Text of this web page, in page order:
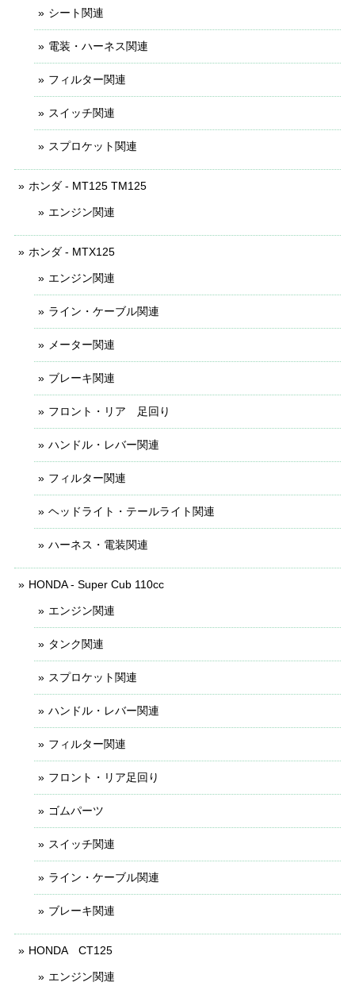
シート関連
電装・ハーネス関連
フィルター関連
スイッチ関連
スプロケット関連
ホンダ - MT125 TM125
エンジン関連
ホンダ - MTX125
エンジン関連
ライン・ケーブル関連
メーター関連
ブレーキ関連
フロント・リア 足回り
ハンドル・レバー関連
フィルター関連
ヘッドライト・テールライト関連
ハーネス・電装関連
HONDA - Super Cub 110cc
エンジン関連
タンク関連
スプロケット関連
ハンドル・レバー関連
フィルター関連
フロント・リア足回り
ゴムパーツ
スイッチ関連
ライン・ケーブル関連
ブレーキ関連
HONDA CT125
エンジン関連